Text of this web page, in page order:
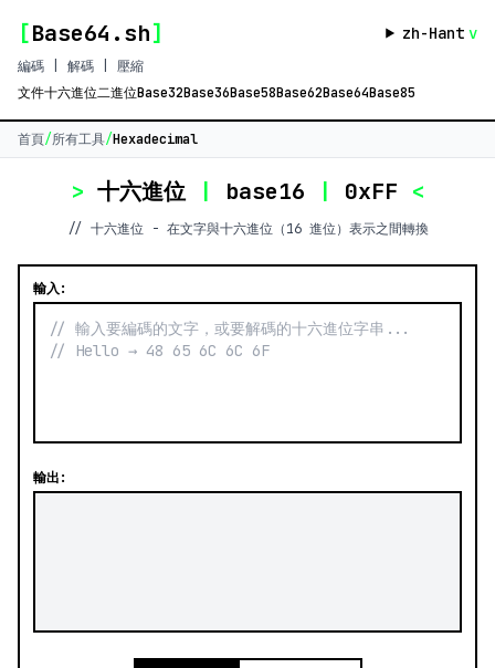
[Base64.sh] zh-Hant v
編碼 | 解碼 | 壓縮
文件十六進位二進位Base32Base36Base58Base62Base64Base85
首頁/所有工具/Hexadecimal
> 十六進位 | base16 | 0xFF <
// 十六進位 - 在文字與十六進位（16 進位）表示之間轉換
輸入:
輸出: